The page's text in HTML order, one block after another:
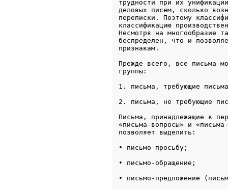
трудности при их
деловых писем, сколько
переписки. Поэтому
классификацию
Несмотря на многообразие
беспределен, что и
признакам.
Прежде всего, все письма
группы:
1. письма, требующие
2. письма, не требующие
Письма, принадлежащие к
«письма-вопросы» и
позволяет выделить:
• письмо-просьбу;
• письмо-обращение;
• письмо-предложение